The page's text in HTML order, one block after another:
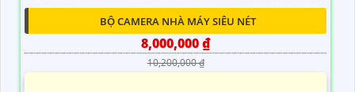
BỘ CAMERA NHÀ MÁY SIÊU NÉT
8,000,000 ₫
10,200,000 ₫